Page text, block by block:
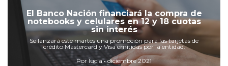
Cruz del Eje
Corredor de Ansenuza
La Carlota y zona
Laboulaye y sur
Bell Ville
El Banco Nación financiará la compra de
notebooks y celulares en 12 y 18 cuotas
sin interés
Se lanzará este martes una promoción para las tarjetas de
crédito Mastercard y Visa emitidas por la entidad.
Por lucia • diciembre 2021